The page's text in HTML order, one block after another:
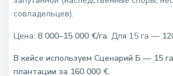
совладельцев).
Цена:8 000–15 000 €/га. Для 15 га —
В кейсе используем Сценарий Б — 15
плантации за 160 000 €.